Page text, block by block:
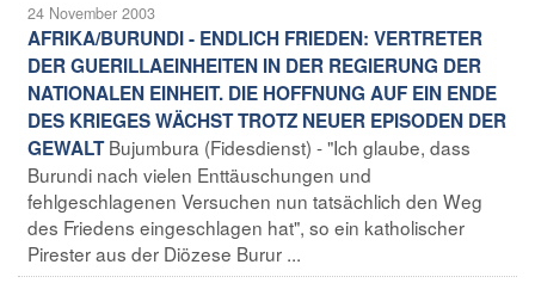
24 November 2003
AFRIKA/BURUNDI - ENDLICH FRIEDEN: VERTRETER
DER GUERILLAEINHEITEN IN DER REGIERUNG DER
NATIONALEN EINHEIT. DIE HOFFNUNG AUF EIN ENDE
DES KRIEGES WÄCHST TROTZ NEUER EPISODEN DER
GEWALT Bujumbura (Fidesdienst) - "Ich glaube, dass
Burundi nach vielen Enttäuschungen und
fehlgeschlagenen Versuchen nun tatsächlich den Weg
des Friedens eingeschlagen hat", so ein katholischer
Pirester aus der Diözese Burur ...